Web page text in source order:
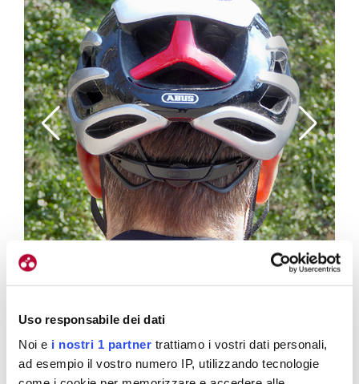
Uso responsabile dei dati
Noi e i nostri 1 partner trattiamo i vostri dati personali,
ad esempio il vostro numero IP, utilizzando tecnologie
Il retro del modello AirBreaker (foto Sara Carena)
1/4